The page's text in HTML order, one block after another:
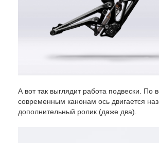
А вот так выглядит работа подвески. По
современным канонам ось двигается
дополнительный ролик (даже два).